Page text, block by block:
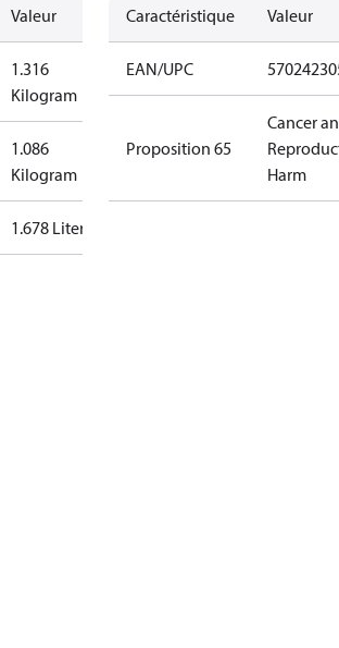
Valeur
1.316
Kilogram
1.086
Kilogram
1.678 Liter
Caractéristique Valeur
EAN/UPC
Proposition 65
Cancer
Harm